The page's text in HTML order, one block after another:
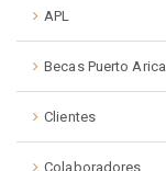
APL
Becas Puerto Arica
Clientes
Colaboradores